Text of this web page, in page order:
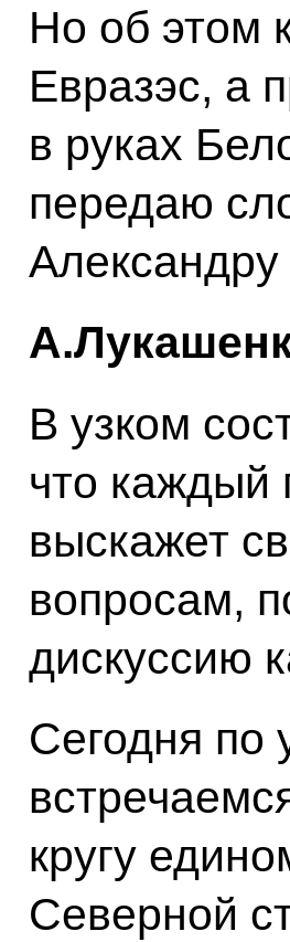
Но об этом
Евразэс, а
в руках
передаю
В узком
что каждый
выскажет
вопросам,
дискуссию
Сегодня по
кругу
Северной